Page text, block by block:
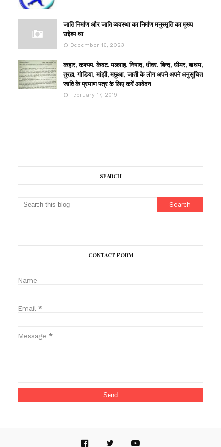
जाति निर्माण और जाति व्यवस्था का निर्माण मनुस्मृति का मुख्य
उद्देश्य था
December 16, 2023
कहार, कश्यप, केवट, मल्लाह, निषाद, धीवर, बिन्द, धीमर, बाथम,
तुरहा, गोडिया, मांझी, मछुआ, जाती के लोग अपने अपने अनुसूचित
जाति के प्रमाण पत्र के लिए करें आवेदन
February 17, 2019
SEARCH
CONTACT FORM
Name
Email *
Message *